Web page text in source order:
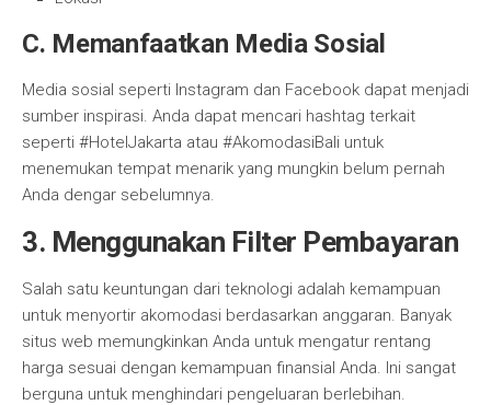
C. Memanfaatkan Media Sosial
Media sosial seperti Instagram dan Facebook dapat menjadi
sumber inspirasi. Anda dapat mencari hashtag terkait
seperti #HotelJakarta atau #AkomodasiBali untuk
menemukan tempat menarik yang mungkin belum pernah
Anda dengar sebelumnya.
3. Menggunakan Filter Pembayaran
Salah satu keuntungan dari teknologi adalah kemampuan
untuk menyortir akomodasi berdasarkan anggaran. Banyak
situs web memungkinkan Anda untuk mengatur rentang
harga sesuai dengan kemampuan finansial Anda. Ini sangat
berguna untuk menghindari pengeluaran berlebihan.